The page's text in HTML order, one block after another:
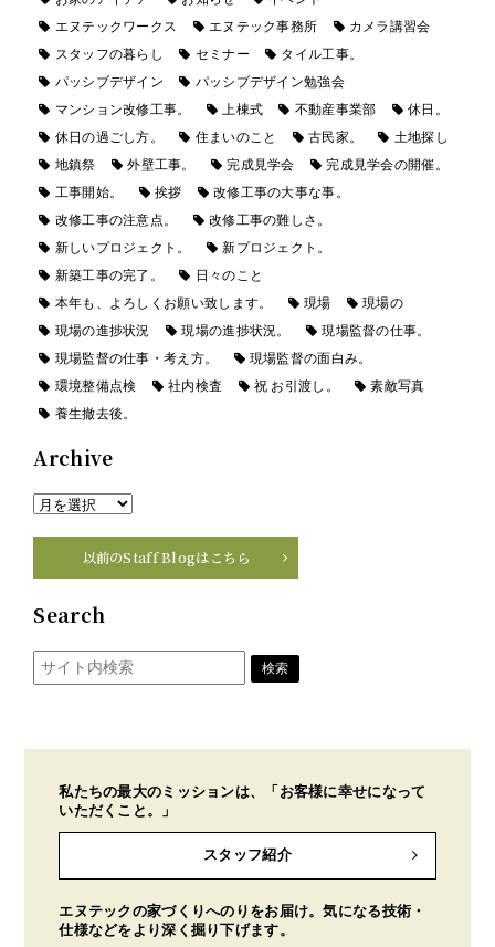
エヌテックワークス
エヌテック事務所
カメラ講習会
スタッフの暮らし
セミナー
タイル工事。
パッシブデザイン
パッシブデザイン勉強会
マンション改修工事。
上棟式 不動産事業部
休日。
休日の過ごし方。
住まいのこと 古民家。
土地探し
地鎮祭
外壁工事。 完成見学会
完成見学会の開催。
工事開始。
挨拶
改修工事の大事な事。
改修工事の注意点。
改修工事の難しさ。
新しいプロジェクト。
新プロジェクト。
新築工事の完了。
日々のこと
本年も、よろしくお願い致します。
現場
現場の
現場の進捗状況
現場の進捗状況。
現場監督の仕事。
現場監督の仕事・考え方。
現場監督の面白み。
環境整備点検
社内検査 祝 お引渡し。
素敵写真
養生撤去後。
Archive
以前のStaff Blogはこちら
Search
私たちの最大のミッションは、「お客様に幸せになって
いただくこと。」
スタッフ紹介
エヌテックの家づくりへのりをお届け。気になる技術・
仕様などをより深く掘り下げます。